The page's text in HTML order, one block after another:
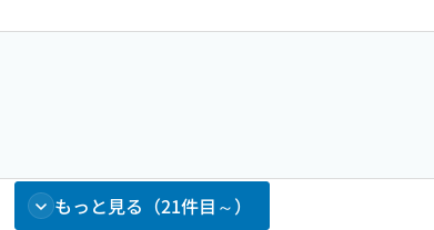
もっと見る（21件目～）